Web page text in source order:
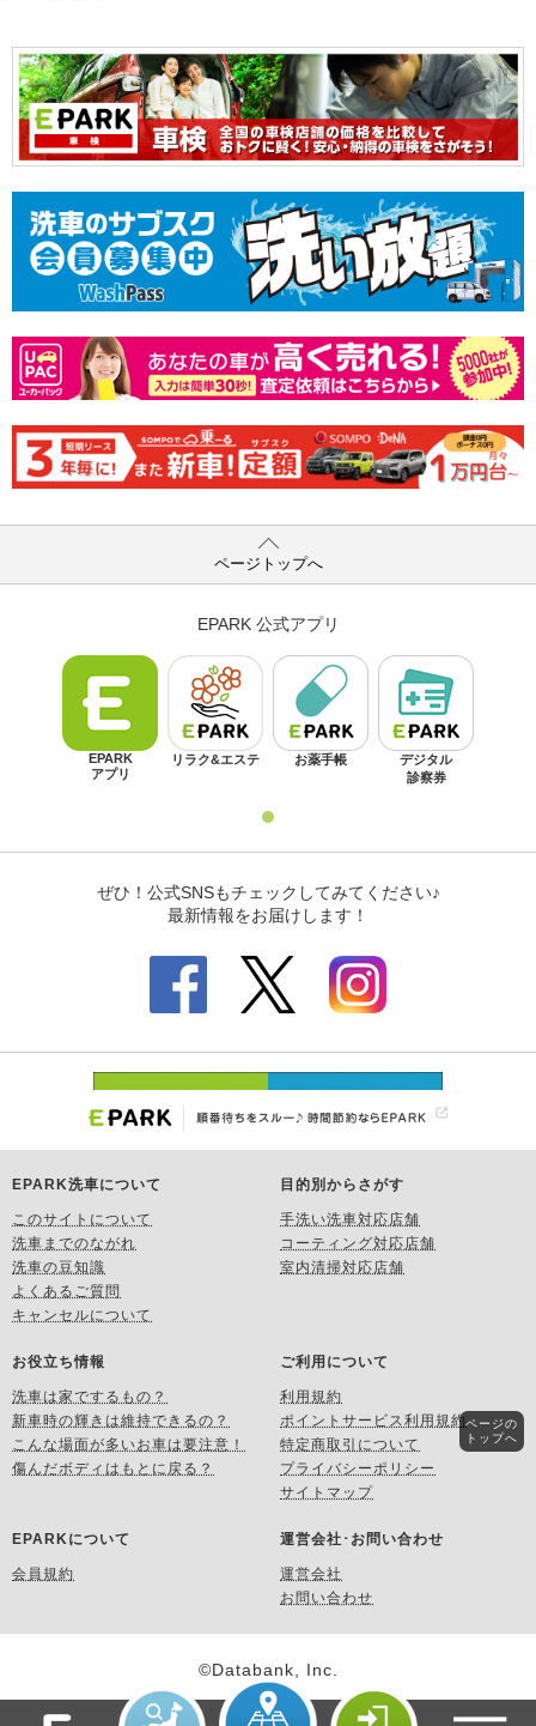
ページトップへ
EPARK洗車について
このサイトについて
洗車までのながれ
洗車の豆知識
よくあるご質問
キャンセルについて
目的別からさがす
手洗い洗車対応店舗
コーティング対応店舗
室内清掃対応店舗
お役立ち情報
洗車は家でするもの？
新車時の輝きは維持できるの？
こんな場面が多いお車は要注意！
傷んだボディはもとに戻る？
ご利用について
利用規約
ポイントサービス利用規約
特定商取引について
プライバシーポリシー
サイトマップ
EPARKについて
会員規約
運営会社･お問い合わせ
運営会社
お問い合わせ
©Databank, Inc.
ページの
トップへ